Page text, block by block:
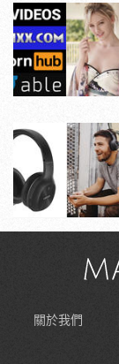
關於我們